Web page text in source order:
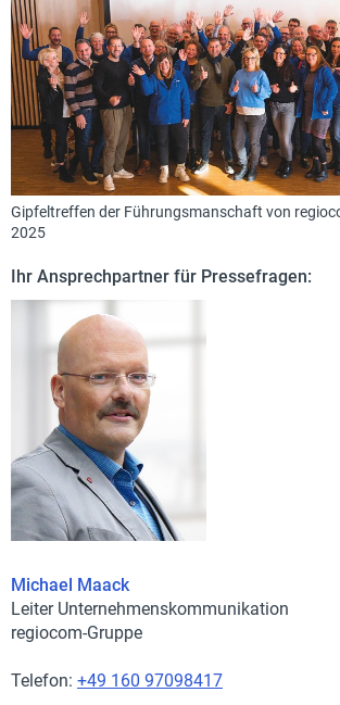
Gipfeltreffen der Führungsmanschaft von
2025
Ihr Ansprechpartner für Pressefragen:
Michael Maack
Leiter Unternehmenskommunikation
regiocom-Gruppe
Telefon: +49 160 97098417